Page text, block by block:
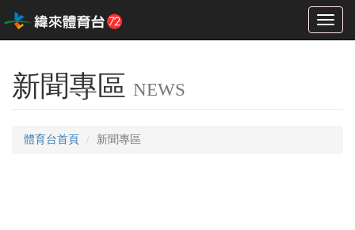
Toggle
新聞專區 NEWS
體育台首頁 新聞專區